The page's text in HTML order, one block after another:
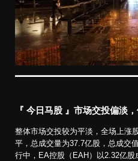
『 今日马股 』市场交投偏淡
整体市场交投较为平淡，全场上涨
平，总成交量为37.7亿股，总成交
行中，EA控股（EAH）以2.32亿股